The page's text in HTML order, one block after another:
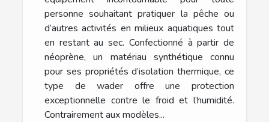
personne souhaitant pratiquer la pêche ou
d’autres activités en milieux aquatiques tout
en restant au sec. Confectionné à partir de
néoprène, un matériau synthétique connu
pour ses propriétés d’isolation thermique, ce
type de wader offre une protection
exceptionnelle contre le froid et l’humidité.
Contrairement aux modèles...